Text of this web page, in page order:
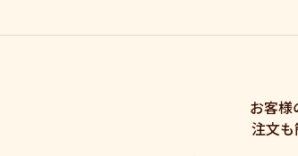
お客様
注文も